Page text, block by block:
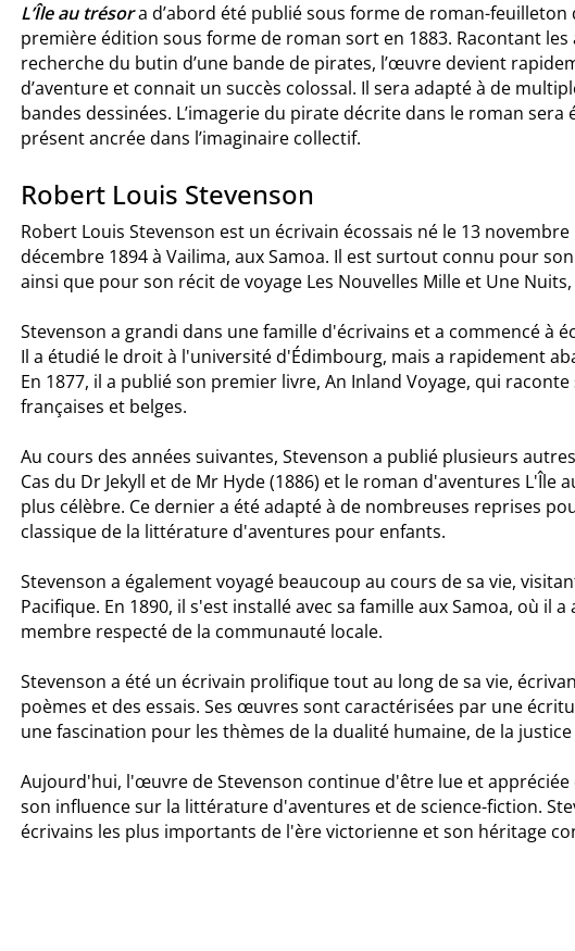
L’Île au trésora d’abord été publié sous forme de roman-feuilleton
première édition sous forme de roman sort en 1883. Racontant
recherche du butin d’une bande de pirates, l’œuvre devient
d’aventure et connait un succès colossal. Il sera adapté à de
bandes dessinées. L’imagerie du pirate décrite dans le roman sera
présent ancrée dans l’imaginaire collectif.
Robert Louis Stevenson
Robert Louis Stevenson est un écrivain écossais né le 13
décembre 1894 à Vailima, aux Samoa. Il est surtout connu pour
ainsi que pour son récit de voyage Les Nouvelles Mille et Une
Stevenson a grandi dans une famille d'écrivains et a commencé à
Il a étudié le droit à l'université d'Édimbourg, mais a rapidement
En 1877, il a publié son premier livre, An Inland Voyage, qui
françaises et belges.
Au cours des années suivantes, Stevenson a publié plusieurs
Cas du Dr Jekyll et de Mr Hyde (1886) et le roman d'aventures
plus célèbre. Ce dernier a été adapté à de nombreuses reprises
classique de la littérature d'aventures pour enfants.
Stevenson a également voyagé beaucoup au cours de sa vie,
Pacifique. En 1890, il s'est installé avec sa famille aux Samoa, où il
membre respecté de la communauté locale.
Stevenson a été un écrivain prolifique tout au long de sa vie,
poèmes et des essais. Ses œuvres sont caractérisées par une
une fascination pour les thèmes de la dualité humaine, de la
Aujourd'hui, l'œuvre de Stevenson continue d'être lue et
son influence sur la littérature d'aventures et de science-fiction.
écrivains les plus importants de l'ère victorienne et son héritage